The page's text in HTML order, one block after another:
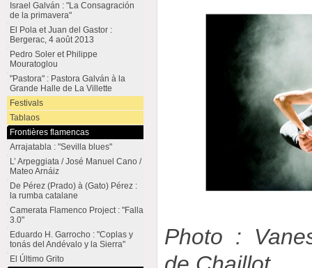
Photo :
Israel Galván : "La Consagración
de la primavera"
El Pola et Juan del Gastor :
Bergerac, 4 août 2013
Pedro Soler et Philippe
Mouratoglou
"Pastora" : Pastora Galván à la
Grande Halle de La Villette
Festivals
Tablaos
Frontières flamencas
Arrajatabla : "Sevilla blues"
L’ Arpeggiata / José Manuel Cano /
Mateo Arnáiz
De Pérez (Prado) à (Gato) Pérez :
la rumba catalane
Camerata Flamenco Project : "Falla
3.0"
Eduardo H. Garrocho : "Coplas y
tonás del Andévalo y la Sierra"
El Último Grito